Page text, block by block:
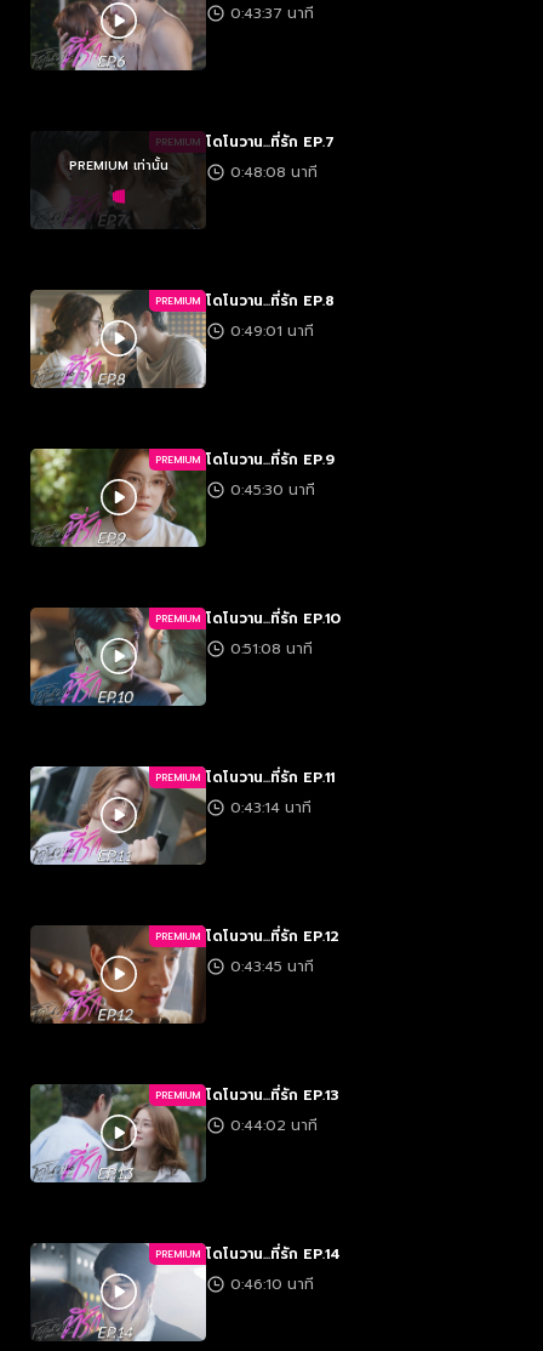
0:43:37 นาที
PREMIUM
PREMIUM เท่านั้น
โดโนวาน...ที่รัก EP.7
0:48:08 นาที
PREMIUM โดโนวาน...ที่รัก EP.8
0:49:01 นาที
PREMIUM โดโนวาน...ที่รัก EP.9
0:45:30 นาที
PREMIUM โดโนวาน...ที่รัก EP.10
0:51:08 นาที
PREMIUM โดโนวาน...ที่รัก EP.11
0:43:14 นาที
PREMIUM โดโนวาน...ที่รัก EP.12
0:43:45 นาที
PREMIUM โดโนวาน...ที่รัก EP.13
0:44:02 นาที
PREMIUM โดโนวาน...ที่รัก EP.14
0:46:10 นาที